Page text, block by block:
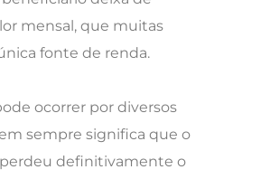
mensal, que muitas
fonte de renda.
ocorrer por diversos
sempre significa que o
definitivamente o